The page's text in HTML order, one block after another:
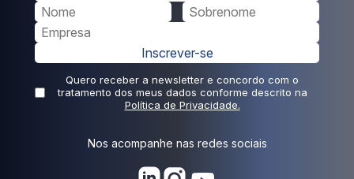
Inscrever-se
Quero receber a newsletter e concordo com o
tratamento dos meus dados conforme descrito na
Política de Privacidade.
Nos acompanhe nas redes sociais